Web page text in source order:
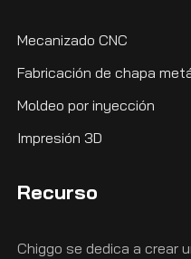
Mecanizado CNC
Fabricación de chapa
Moldeo por inyección
Impresión 3D
Recurso
Chiggo se dedica a crear